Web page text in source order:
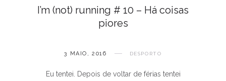
I’m (not) running # 10 – Há coisas
piores
3 MAIO, 2016 DESPORTO
Eu tentei. Depois de voltar de férias tentei